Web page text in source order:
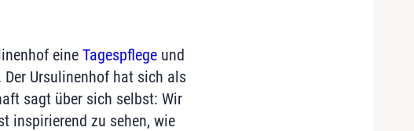
eine Tagespflegeund
Der Ursulinenhof hat sich als
sagt über sich selbst: Wir
inspirierend zu sehen, wie